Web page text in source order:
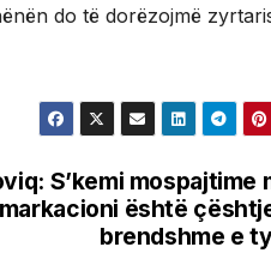
do të dorëzojmë
S’kemi mospajtime
është
brendshme e